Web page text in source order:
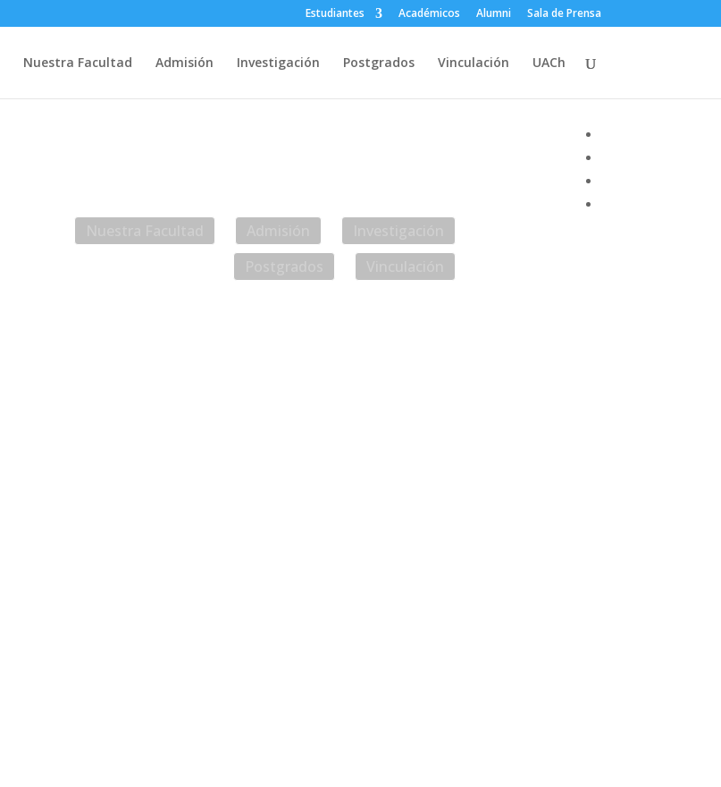
Estudiantes Académicos Alumni Sala de Prensa
Nuestra Facultad Admisión Investigación Postgrados Vinculación UACh